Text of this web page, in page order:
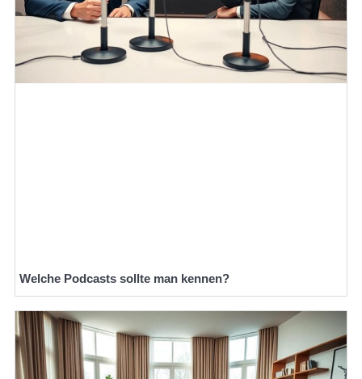
Welche Podcasts sollte man kennen?